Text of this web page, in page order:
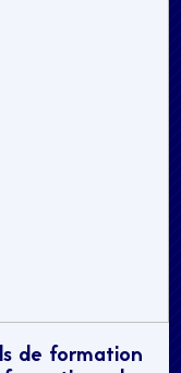
de formation